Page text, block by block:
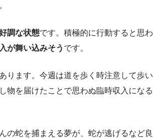
調な状態です。積極的に行動すると思わ
が舞い込みそう です。
ります。今週は道を歩く時注意して歩い
物を届けたことで思わぬ臨時収入になる
の蛇を捕まえる夢が、蛇が逃げるなど良